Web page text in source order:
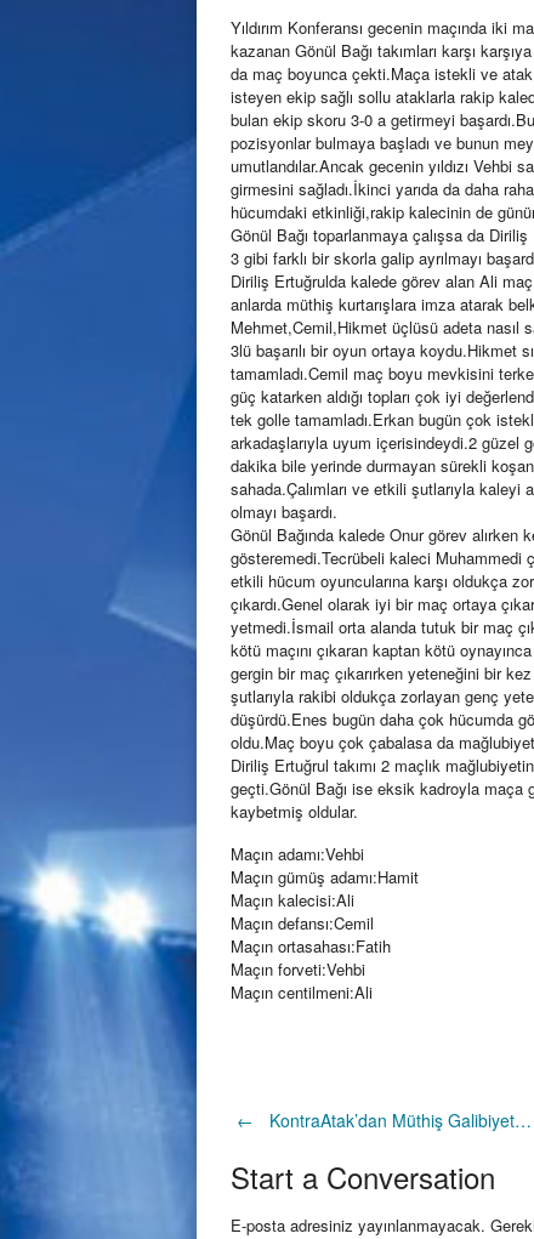
Yıldırım Konferansı gecenin maçında iki
kazanan Gönül Bağı takımları karşı
da maç boyunca çekti.Maça istekli ve
isteyen ekip sağlı sollu ataklarla rakip
bulan ekip skoru 3-0 a getirmeyi
pozisyonlar bulmaya başladı ve bunun
umutlandılar.Ancak gecenin yıldızı Vehbi
girmesini sağladı.İkinci yarıda da daha
hücumdaki etkinliği,rakip kalecinin de
Gönül Bağı toparlanmaya çalışsa da
3 gibi farklı bir skorla galip ayrılmayı
Diriliş Ertuğrulda kalede görev alan Ali
anlarda müthiş kurtarışlara imza atarak
Mehmet,Cemil,Hikmet üçlüsü adeta nasıl
3lü başarılı bir oyun ortaya koydu.Hikmet
tamamladı.Cemil maç boyu mevkisini
güç katarken aldığı topları çok iyi
tek golle tamamladı.Erkan bugün çok
arkadaşlarıyla uyum içerisindeydi.2 güzel
dakika bile yerinde durmayan sürekli
sahada.Çalımları ve etkili şutlarıyla kaleyi
olmayı başardı.
Gönül Bağında kalede Onur görev alırken
gösteremedi.Tecrübeli kaleci Muhammedi
etkili hücum oyuncularına karşı oldukça
çıkardı.Genel olarak iyi bir maç ortaya
yetmedi.İsmail orta alanda tutuk bir maç
kötü maçını çıkaran kaptan kötü
gergin bir maç çıkarırken yeteneğini bir
şutlarıyla rakibi oldukça zorlayan genç
düşürdü.Enes bugün daha çok hücumda
oldu.Maç boyu çok çabalasa da
Diriliş Ertuğrul takımı 2 maçlık
geçti.Gönül Bağı ise eksik kadroyla maça
kaybetmiş oldular.
Maçın adamı:Vehbi
Maçın gümüş adamı:Hamit
Maçın kalecisi:Ali
Maçın defansı:Cemil
Maçın ortasahası:Fatih
Maçın forveti:Vehbi
Maçın centilmeni:Ali
Post
navigation
← KontraAtak’dan Müthiş Galibiyet…
Start a Conversation
E-posta adresiniz yayınlanmayacak.